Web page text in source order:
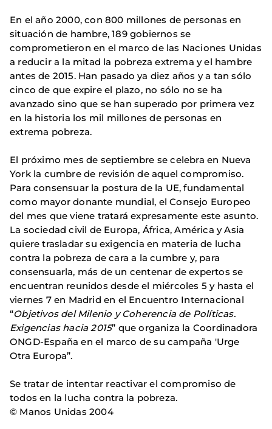
En el año 2000, con 800 millones de personas en
situación de hambre, 189 gobiernos se
comprometieron en el marco de las Naciones Unidas
a reducir a la mitad la pobreza extrema y el hambre
antes de 2015. Han pasado ya diez años y a tan sólo
cinco de que expire el plazo, no sólo no se ha
avanzado sino que se han superado por primera vez
en la historia los mil millones de personas en
extrema pobreza.
El próximo mes de septiembre se celebra en Nueva
York la cumbre de revisión de aquel compromiso.
Para consensuar la postura de la UE, fundamental
como mayor donante mundial, el Consejo Europeo
del mes que viene tratará expresamente este asunto.
La sociedad civil de Europa, África, América y Asia
quiere trasladar su exigencia en materia de lucha
contra la pobreza de cara a la cumbre y, para
consensuarla, más de un centenar de expertos se
encuentran reunidos desde el miércoles 5 y hasta el
viernes 7 en Madrid en el Encuentro Internacional
“Objetivos del Milenio y Coherencia de Políticas.
Exigencias hacia 2015” que organiza la Coordinadora
ONGD-España en el marco de su campaña 'Urge
Otra Europa”.
Se tratar de intentar reactivar el compromiso de
todos en la lucha contra la pobreza.
© Manos Unidas 2004